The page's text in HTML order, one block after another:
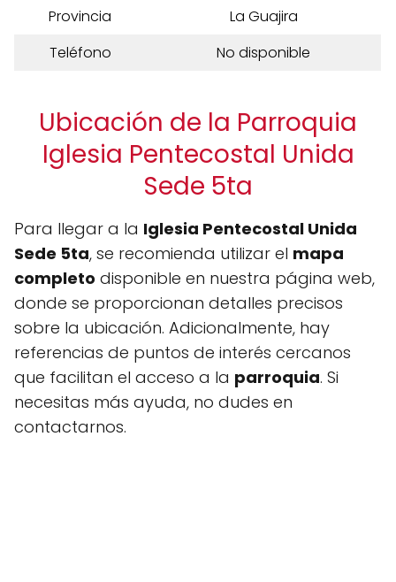
Provincia
La Guajira
Teléfono
No disponible
Ubicación de la Parroquia
Iglesia Pentecostal Unida
Sede 5ta
Para llegar a la Iglesia Pentecostal Unida
Sede 5ta, se recomienda utilizar el mapa
completo disponible en nuestra página web,
donde se proporcionan detalles precisos
sobre la ubicación. Adicionalmente, hay
referencias de puntos de interés cercanos
que facilitan el acceso a la parroquia. Si
necesitas más ayuda, no dudes en
contactarnos.